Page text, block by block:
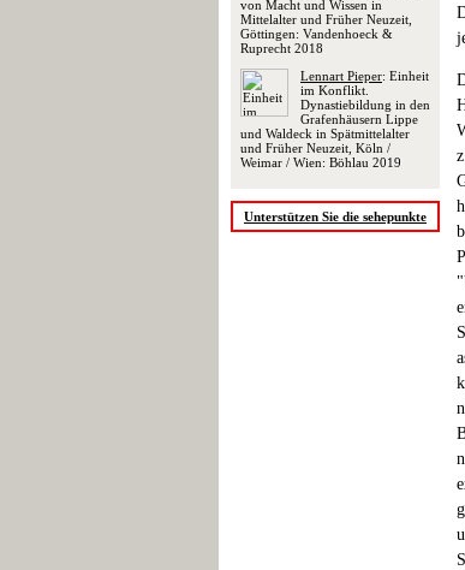
von Macht und Wissen in
Mittelalter und Früher Neuzeit,
Göttingen: Vandenhoeck &
Ruprecht 2018
Lennart Pieper: Einheit
im Konflikt.
Dynastiebildung in den
Grafenhäusern Lippe
und Waldeck in Spätmittelalter
und Früher Neuzeit, Köln /
Weimar / Wien: Böhlau 2019
Unterstützen Sie die sehepunkte